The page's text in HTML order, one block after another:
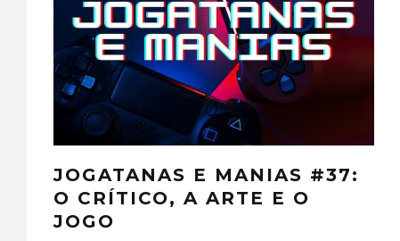
JOGATANAS E MANIAS #37:
O CRÍTICO, A ARTE E O
JOGO